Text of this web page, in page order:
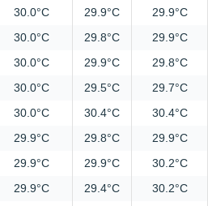
30.0°C 29.9°C
29.9°C
30.0°C 29.8°C
29.9°C
30.0°C 29.9°C
29.8°C
30.0°C 29.5°C
29.7°C
30.0°C 30.4°C
30.4°C
29.9°C 29.8°C
29.9°C
29.9°C 29.9°C
30.2°C
29.9°C 29.4°C
30.2°C